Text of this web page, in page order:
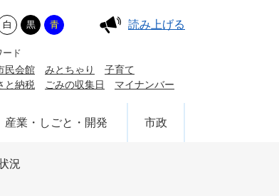
白 黒 青 読み上げる
ード
民会館 みとちゃり
子育て
と納税
ごみの収集日 マイナンバー
産業・しごと・開発 市政
況